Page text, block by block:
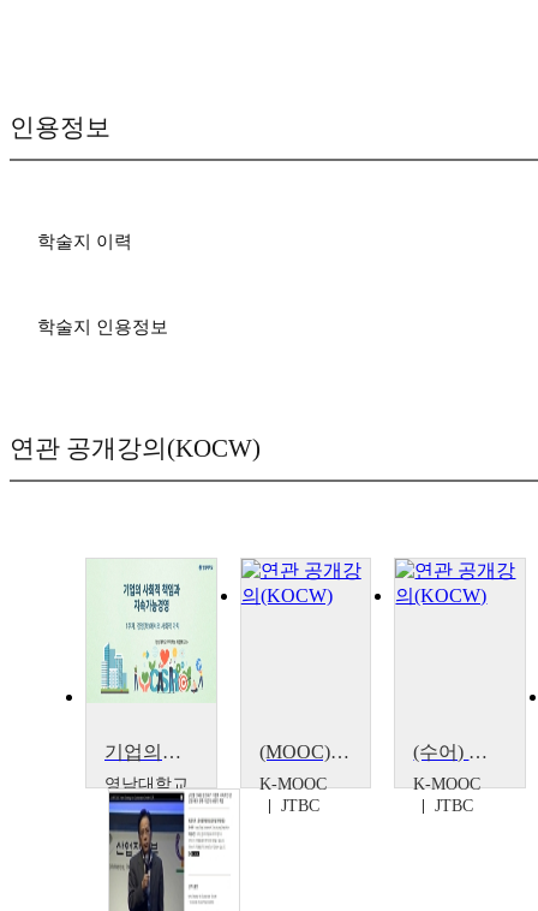
인용정보
학술지 이력
학술지 인용정보
연관 공개강의(KOCW)
기업의사회적책임과지속가능경영
영남대학교
이건희
(MOOC) 히든 히어로즈 : 新성장동력 1,000조 물시장을 잡아라!
K-MOOC
JTBC
(수어) 히든 히어로즈 : 新성장동력 1,000조 물시장을 잡아라!!
K-MOOC
JTBC